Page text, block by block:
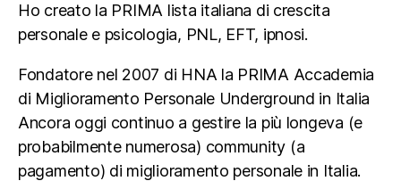
Ho creato la PRIMA lista italiana di crescita
personale e psicologia, PNL, EFT, ipnosi.
Fondatore nel 2007 di HNA la PRIMA Accademia
di Miglioramento Personale Underground in Italia
Ancora oggi continuo a gestire la più longeva (e
probabilmente numerosa) community (a
pagamento) di miglioramento personale in Italia.